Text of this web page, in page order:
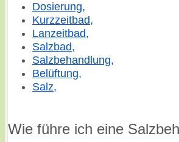
Dosierung,
Kurzzeitbad,
Lanzeitbad,
Salzbad,
Salzbehandlung,
Belüftung,
Salz,
Wie führe ich eine